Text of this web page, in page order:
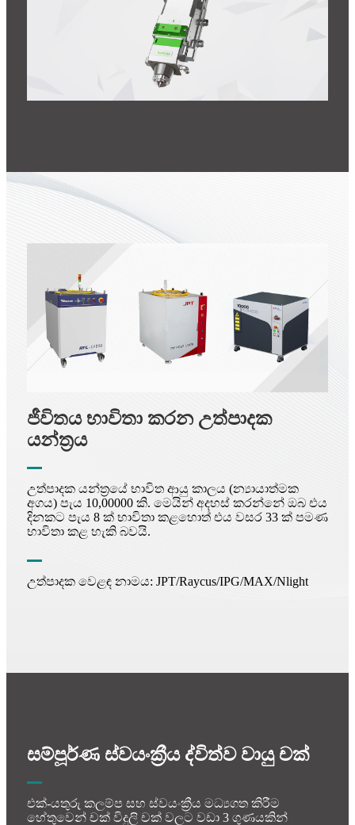
ජීවිතය භාවිතා කරන උත්පාදක
යන්ත්‍රය
උත්පාදක යන්ත්‍රයේ භාවිත ආයු කාලය (න්‍යායාත්මක
අගය) පැය 10,00000 කි. මෙයින් අදහස් කරන්නේ ඔබ එය
දිනකට පැය 8 ක් භාවිතා කළහොත් එය වසර 33 ක් පමණ
භාවිතා කළ හැකි බවයි.
උත්පාදක වෙළඳ නාමය: JPT/Raycus/IPG/MAX/Nlight
සම්පූර්ණ ස්වයංක්‍රීය ද්විත්ව වායු චක්
එක්-යතුරු කලම්ප සහ ස්වයංක්‍රීය මධ්‍යගත කිරීම
හේතුවෙන් චක් විදුලි චක් වලට වඩා 3 ගුණයකින්